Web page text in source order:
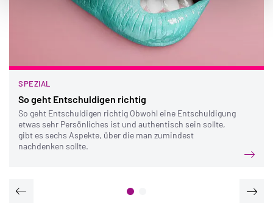
SPEZIAL
So geht Entschuldigen richtig
So geht Entschuldigen richtig Obwohl eine Entschuldigung
etwas sehr Persönliches ist und authentisch sein sollte,
gibt es sechs Aspekte, über die man zumindest
nachdenken sollte.